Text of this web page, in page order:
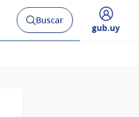
Abrir
buscador
Buscar
Desplegar
gub.uy